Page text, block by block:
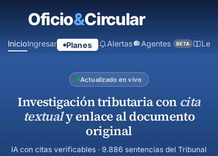
principal
InicioIngresar Planes Alertas Agentes BETA
Actualizado en vivo
Investigación tributaria con cita
textualy enlace al documento
original
IA con citas verificables · 9.886 sentencias del Tribunal